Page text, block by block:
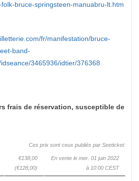
bruce-springsteen-manuabru-lt.htm
fr/manifestation/bruce-
band-
3465936/idtier/376368
frais de réservation, susceptible de
Ces prix sont ceux publiés par Seeticket:
€138,00
(€128,00)
En vente le mer. 01 juin 2022
à 10:00 CEST